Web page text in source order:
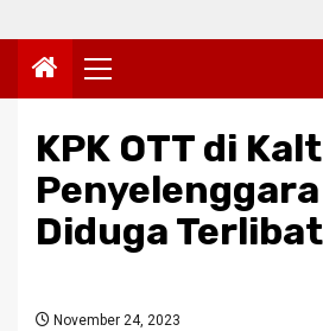
Primary
Menu
KPK OTT di
Diduga
November 24, 2023